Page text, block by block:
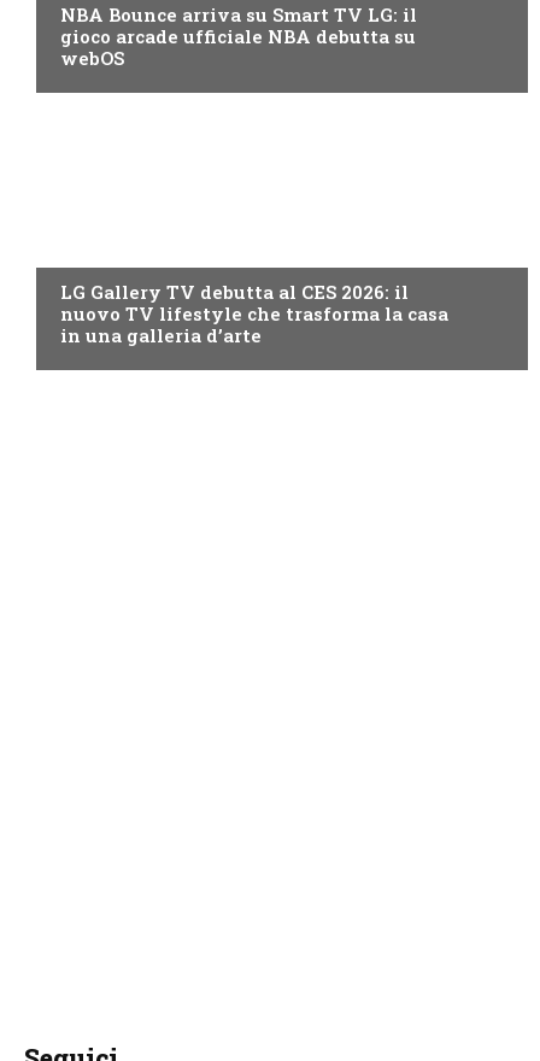
NBA Bounce arriva su Smart TV LG: il
gioco arcade ufficiale NBA debutta su
webOS
LG Gallery TV debutta al CES 2026: il
nuovo TV lifestyle che trasforma la casa
in una galleria d’arte